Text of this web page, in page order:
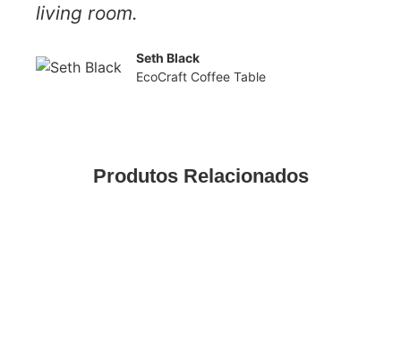
living room.
Seth Black
EcoCraft Coffee Table
Produtos Relacionados